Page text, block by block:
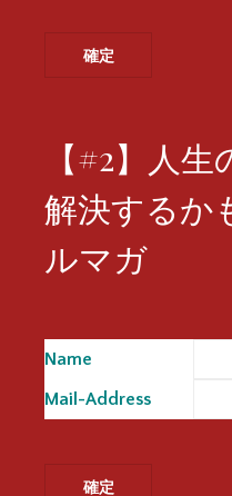
【#2】人
解決するか
ルマガ
Name
Mail-Address